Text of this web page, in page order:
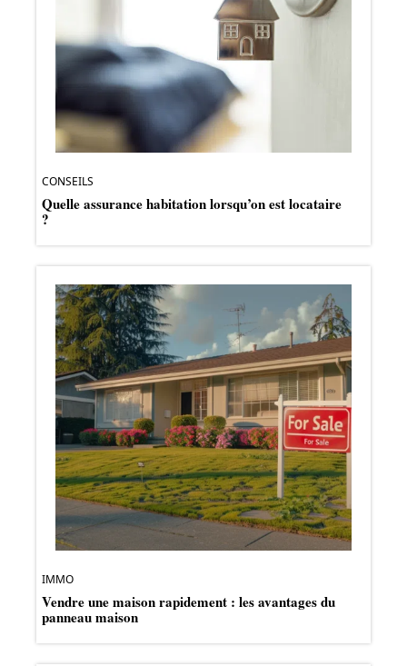
CONSEILS
Quelle assurance habitation lorsqu’on est locataire
?
IMMO
Vendre une maison rapidement : les avantages du
panneau maison